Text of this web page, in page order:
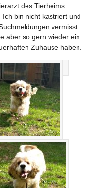
des Tierheims
bin nicht kastriert und
vermisst
aber so gern wieder ein
Zuhause haben.